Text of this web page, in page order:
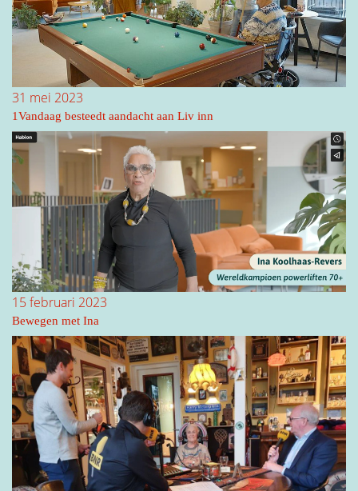
31 mei 2023
1Vandaag besteedt aandacht aan Liv inn
15 februari 2023
Bewegen met Ina